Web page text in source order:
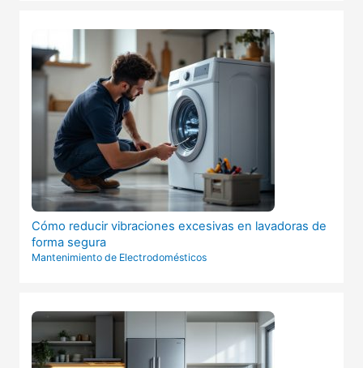
Cómo reducir vibraciones excesivas en lavadoras de
forma segura
Mantenimiento de Electrodomésticos